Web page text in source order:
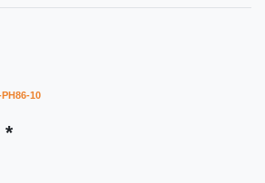
10
*